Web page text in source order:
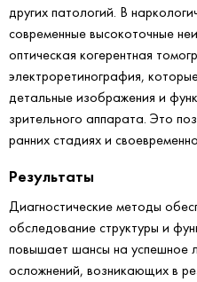
других патологий. В
современные высокоточные
оптическая когерентная
электроретинография,
детальные изображения и
зрительного аппарата. Это
ранних стадиях и
Результаты
Диагностические методы
обследование структуры и
повышает шансы на успешное
осложнений, возникающих в